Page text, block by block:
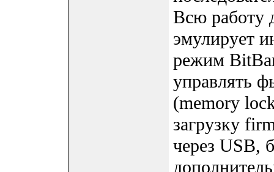
Всю работу
эмулирует
режим
управлять
(memory
загрузку
через USB,